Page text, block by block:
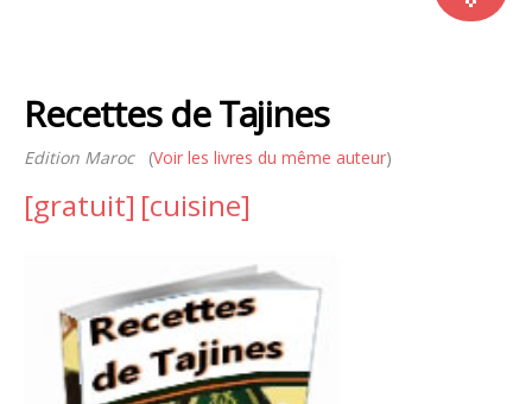
Business
Quotidien
Recettes de Tajines
Edition Maroc(Voir les livres du même auteur)
[gratuit] [cuisine]